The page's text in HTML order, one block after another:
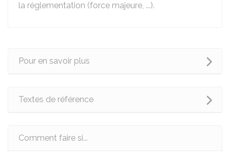
la réglementation (force majeure, ...).
Pour en savoir plus
Textes de référence
Comment faire si...